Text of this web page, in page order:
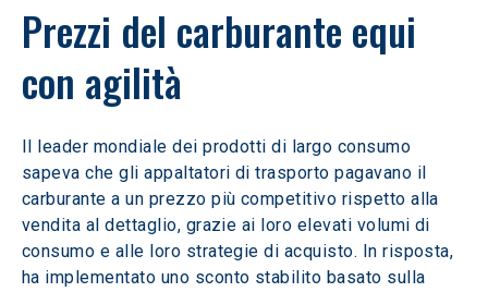
Prezzi del carburante equi
con agilità
Il leader mondiale dei prodotti di largo consumo
sapeva che gli appaltatori di trasporto pagavano il
carburante a un prezzo più competitivo rispetto alla
vendita al dettaglio, grazie ai loro elevati volumi di
consumo e alle loro strategie di acquisto. In risposta,
ha implementato uno sconto stabilito basato sulla